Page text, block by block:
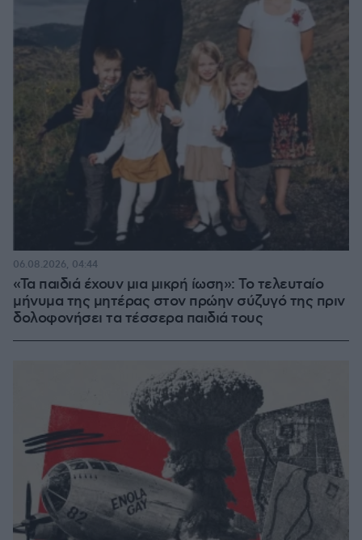
«Τα παιδιά έχουν μια μικρή ίωση»: Το τελευταίο
μήνυμα της μητέρας στον πρώην σύζυγό της πριν
δολοφονήσει τα τέσσερα παιδιά τους
06.08.2026, 04:44